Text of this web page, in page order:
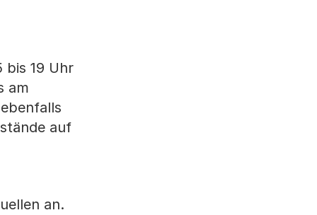
19 Uhr
am
auf
an.